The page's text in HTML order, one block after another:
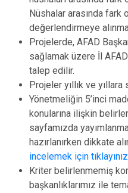
Nüshalar arasında
değerlendirmeye
Projelerde, AFAD
sağlamak üzere İl
talep edilir.
Projeler yıllık ve
Yönetmeliğin 5’inci
konularına ilişkin
sayfamızda
hazırlanırken dikkate
incelemek için
Kriter belirlenmemiş
başkanlıklarımız ile